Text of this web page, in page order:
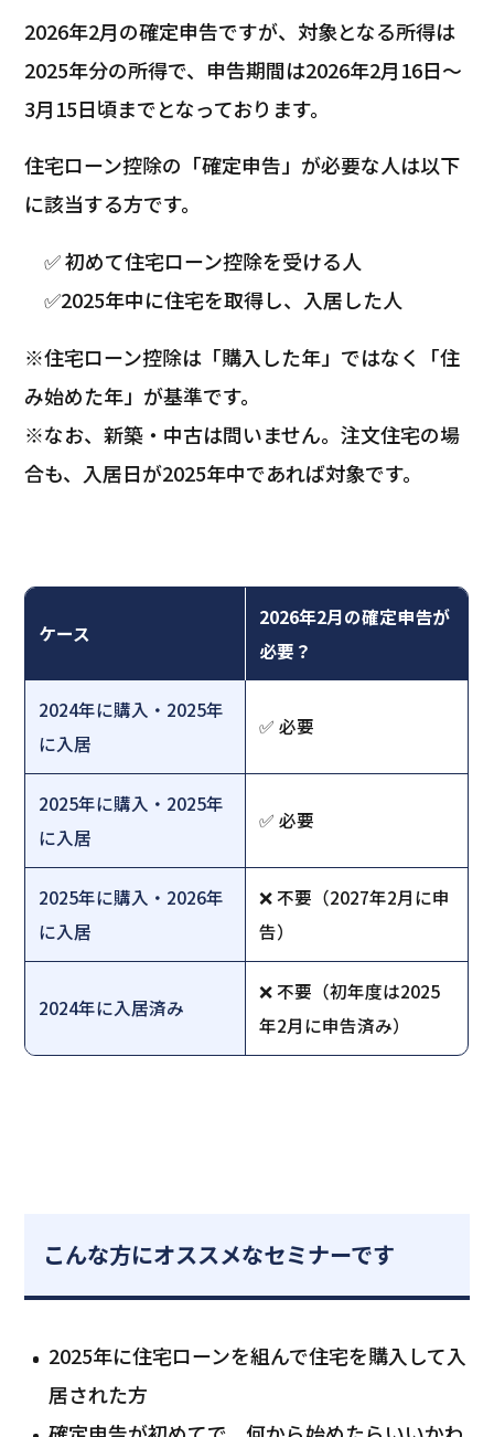
2026年2月の確定申告ですが、対象となる所得は
2025年分の所得で、申告期間は2026年2月16日～
3月15日頃までとなっております。
住宅ローン控除の「確定申告」が必要な人は以下
に該当する方です。
✅️ 初めて住宅ローン控除を受ける人
✅️2025年中に住宅を取得し、入居した人
※住宅ローン控除は「購入した年」ではなく「住
み始めた年」が基準です。
※なお、新築・中古は問いません。注文住宅の場
合も、入居日が2025年中であれば対象です。
ケース
2026年2月の確定申告が
必要？
2024年に購入・2025年
に入居
✅ 必要
2025年に購入・2025年
に入居
✅ 必要
2025年に購入・2026年
に入居
❌ 不要（2027年2月に申
告）
2024年に入居済み
❌ 不要（初年度は2025
年2月に申告済み）
こんな方にオススメなセミナーです
2025年に住宅ローンを組んで住宅を購入して入
居された方